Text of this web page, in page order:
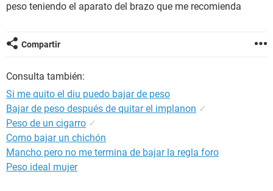
peso teniendo el aparato del brazo que me recomienda
Compartir
Consulta también:
Si me quito el diu puedo bajar de peso
Bajar de peso después de quitar el implanon ✓
Peso de un cigarro ✓
Como bajar un chichón
Mancho pero no me termina de bajar la regla foro
Peso ideal mujer